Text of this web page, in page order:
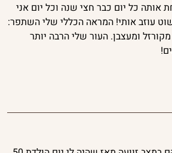
אותה כל יום כבר חצי שנה וכל יום אני
עוזב אותי! המראה הכללי שלי השתפר:
ומעצבן. העור שלי הרבה יותר